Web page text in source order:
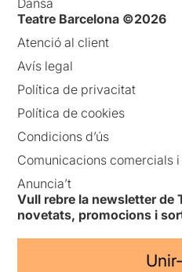
Dansa
Teatre Barcelona ©2026
Atenció al client
Avís legal
Política de privacitat
Política de cookies
Condicions d’ús
Comunicacions comercials
Anuncia’t
Vull rebre la newsletter de
novetats, promocions i